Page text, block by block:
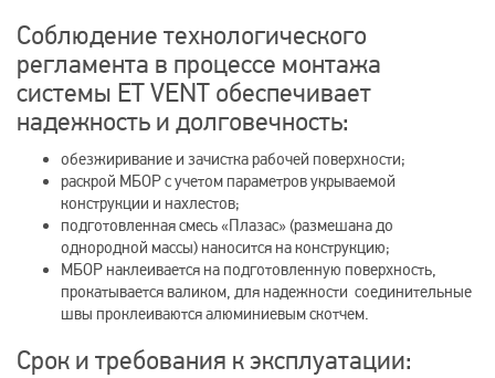
Соблюдение технологического
регламента в процессе монтажа
системы ET VENT обеспечивает
надежность и долговечность:
обезжиривание и зачистка рабочей поверхности;
раскрой МБОР с учетом параметров укрываемой
конструкции и нахлестов;
подготовленная смесь «Плазас» (размешана до
однородной массы) наносится на конструкцию;
МБОР наклеивается на подготовленную поверхность,
прокатывается валиком, для надежности соединительные
швы проклеиваются алюминиевым скотчем.
Срок и требования к эксплуатации: